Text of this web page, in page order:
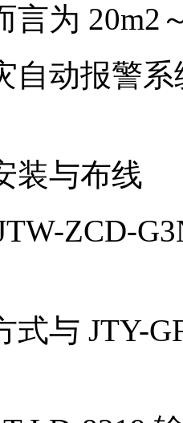
言为 20m2
自动报警
装与布线
ZCD-
式与 JTY-